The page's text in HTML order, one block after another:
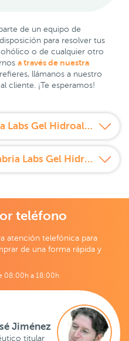
de un equipo de
para resolver tus
o de cualquier otro
a través de nuestra
llámanos a nuestro
cliente. ¡Te esperamos!
¿Cómo usar Cantabria Labs Gel Hidroalcohólico Higienizante de Manos 100 ml?
Propiedades de Cantabria Labs Gel Hidroalcohólico Higienizante de Manos 100 ml
teléfono
atención telefónica para
de una forma rápida y
08:00h a 18:00h
Jiménez
titular